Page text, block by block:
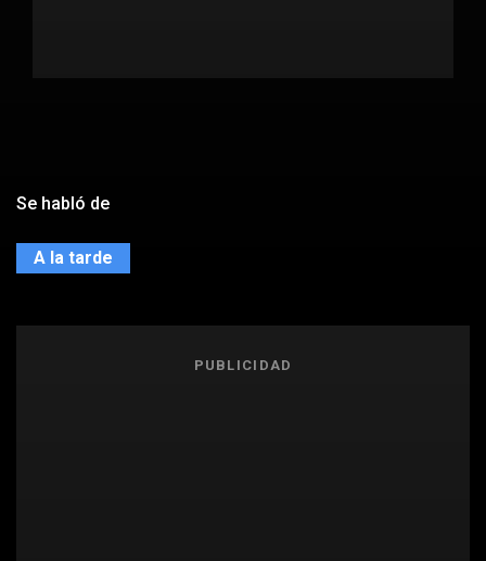
Se habló de
A la tarde
PUBLICIDAD